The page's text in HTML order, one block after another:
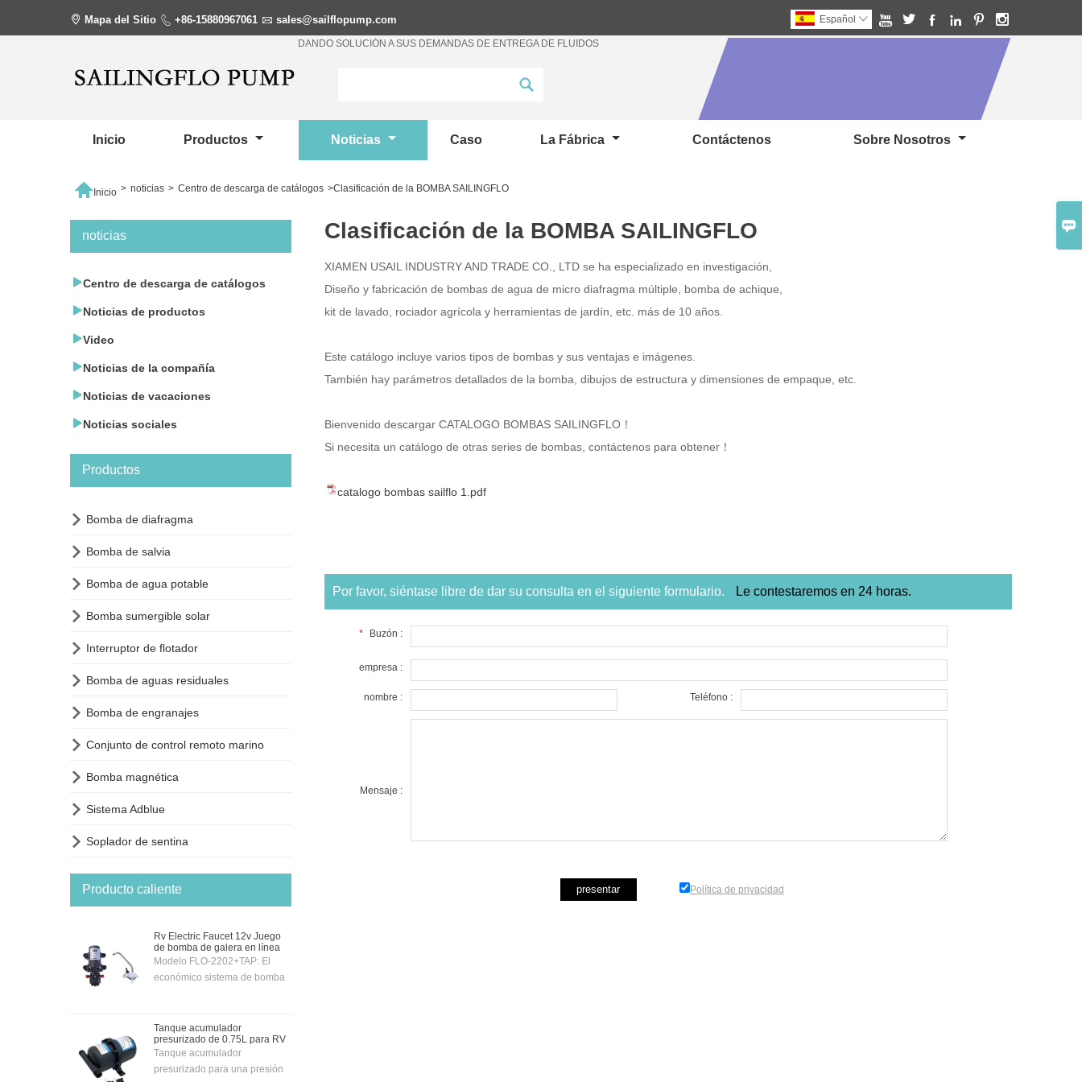

     
Español 
 Mapa del Sitio  +86-15880967061  sales@sailflopump.com
DANDO SOLUCIÓN A SUS DEMANDAS DE ENTREGA DE FLUIDOS
Inicio Productos Noticias Caso La Fábrica Contáctenos Sobre Nosotros
 Inicio > noticias > Centro de descarga de catálogos >Clasificación de la BOMBA SAILINGFLO
Clasificación de la BOMBA SAILINGFLO
XIAMEN USAIL INDUSTRY AND TRADE CO., LTD se ha especializado en investigación,
Diseño y fabricación de bombas de agua de micro diafragma múltiple, bomba de achique,
kit de lavado, rociador agrícola y herramientas de jardín, etc. más de 10 años.
Este catálogo incluye varios tipos de bombas y sus ventajas e imágenes.
También hay parámetros detallados de la bomba, dibujos de estructura y dimensiones de empaque, etc.
Bienvenido descargar CATALOGO BOMBAS SAILINGFLO！
Si necesita un catálogo de otras series de bombas, contáctenos para obtener！
catalogo bombas sailflo 1.pdf
Por favor, siéntase libre de dar su consulta en el siguiente formulario. Le contestaremos en 24 horas.
* Buzón :
empresa :
nombre : Teléfono :
Mensaje :
Política de privacidad
noticias
Centro de descarga de catálogos
Noticias de productos
Video
Noticias de la compañía
Noticias de vacaciones
Noticias sociales
Productos
 Bomba de diafragma
 Bomba de salvia
 Bomba de agua potable
 Bomba sumergible solar
 Interruptor de flotador
 Bomba de aguas residuales
 Bomba de engranajes
 Conjunto de control remoto marino
 Bomba magnética
 Sistema Adblue
 Soplador de sentina
Producto caliente
Rv Electric Faucet 12v Juego
de bomba de galera en línea
Modelo FLO-2202+TAP: El
económico sistema de bomba
bomba eléctricos cromados de
12 voltios, por lo que la bomba
se puede activar
automáticamente con el
Tanque acumulador
presurizado de 0.75L para RV
Tanque acumulador
presurizado para una presión